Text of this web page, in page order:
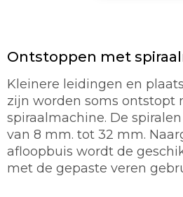
Ontstoppen met
Kleinere leidingen en
zijn worden soms ontstopt
spiraalmachine. De
van 8 mm. tot 32 mm.
afloopbuis wordt de
met de gepaste veren